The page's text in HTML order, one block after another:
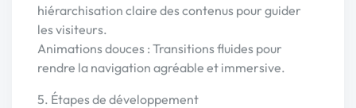
hiérarchisation claire des contenus pour guider
les visiteurs.
Animations douces : Transitions fluides pour
rendre la navigation agréable et immersive.
5. Étapes de développement